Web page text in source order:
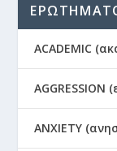
ACADEMIC
AGGRESSION
ANXIETY